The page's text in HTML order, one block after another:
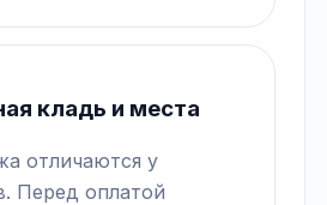
кладь и места
отличаются у
Перед оплатой